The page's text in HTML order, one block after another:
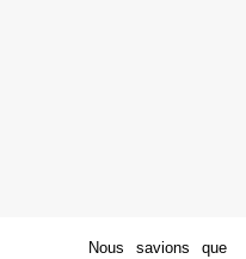
Nous savions que